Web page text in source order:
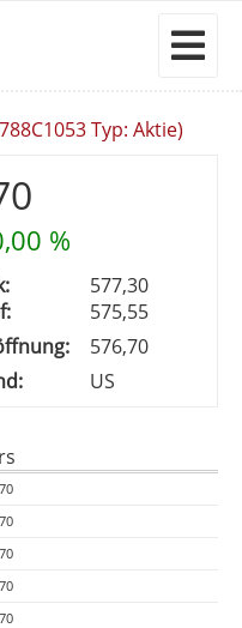
Typ: Aktie)
%
577,30
575,55
576,70
US